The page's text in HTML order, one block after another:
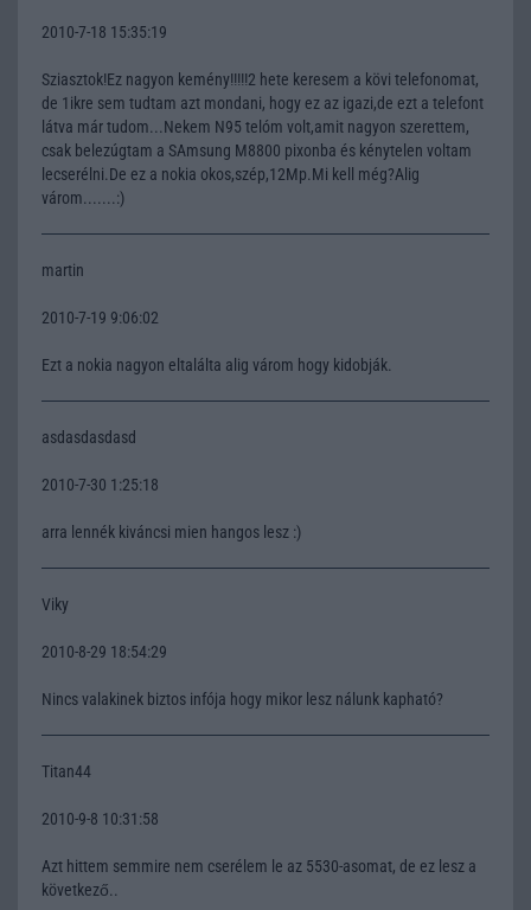
2010-7-18 15:35:19
Sziasztok!Ez nagyon kemény!!!!!2 hete keresem a kövi telefonomat,
de 1ikre sem tudtam azt mondani, hogy ez az igazi,de ezt a telefont
látva már tudom...Nekem N95 telóm volt,amit nagyon szerettem,
csak belezúgtam a SAmsung M8800 pixonba és kénytelen voltam
lecserélni.De ez a nokia okos,szép,12Mp.Mi kell még?Alig
várom.......:)
martin
2010-7-19 9:06:02
Ezt a nokia nagyon eltalálta alig várom hogy kidobják.
asdasdasdasd
2010-7-30 1:25:18
arra lennék kiváncsi mien hangos lesz :)
Viky
2010-8-29 18:54:29
Nincs valakinek biztos infója hogy mikor lesz nálunk kapható?
Titan44
2010-9-8 10:31:58
Azt hittem semmire nem cserélem le az 5530-asomat, de ez lesz a
következő..